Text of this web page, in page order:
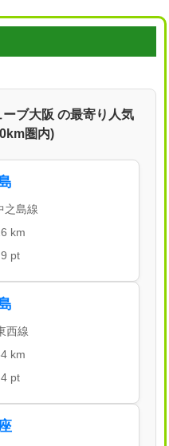
ブ大阪 の最寄り人気
圏内)
之島線
km
pt
西線
km
pt